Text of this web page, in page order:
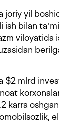
joriy yil
ish bilan
viloyatida
$2 mlrd
karra